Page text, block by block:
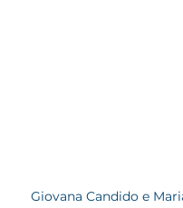
Giovana Candido e